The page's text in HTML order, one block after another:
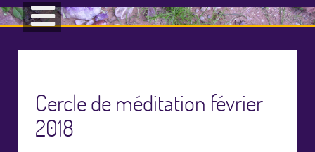
Cercle de méditation février
2018